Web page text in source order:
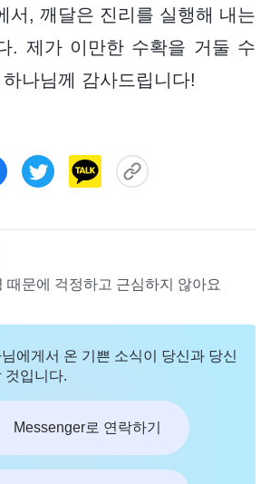
서, 깨달은 진리를 실행해 내는
. 제가 이만한 수확을 거둘 수
나님께 감사드립니다!
때문에 걱정하고 근심하지 않아요
에게서 온 기쁜 소식이 당신과 당신
것입니다.
Messenger로 연락하기